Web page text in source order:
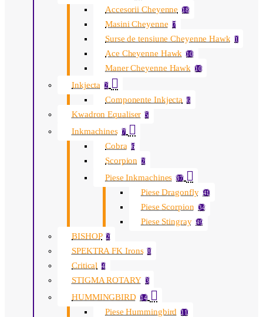
Accesorii Cheyenne 18
Masini Cheyenne 7
Surse de tensiune Cheyenne Hawk 1
Ace Cheyenne Hawk 10
Maner Cheyenne Hawk 10
Inkjecta 2
Componente Inkjecta 6
Kwadron Equaliser 5
Inkmachines 7
Cobra 6
Scorpion 2
Piese Inkmachines 87
Piese Dragonfly 41
Piese Scorpion 34
Piese Stingray 49
BISHOP 2
SPEKTRA FK Irons 8
Critical 4
STIGMA ROTARY 3
HUMMINGBIRD 14
Piese Hummingbird 11